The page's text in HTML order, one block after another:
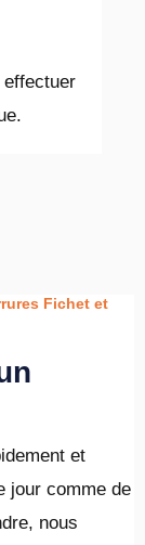
Fichet et
et
jour comme de
nous